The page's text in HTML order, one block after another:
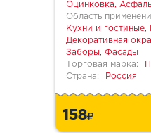
Оцинковка,
Область
Кухни и гостиные,
Декоративная
Заборы, Фасады
Торговая марка:
Страна:
Россия
158